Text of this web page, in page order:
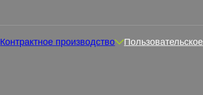
Контрактное производство Пользовательское